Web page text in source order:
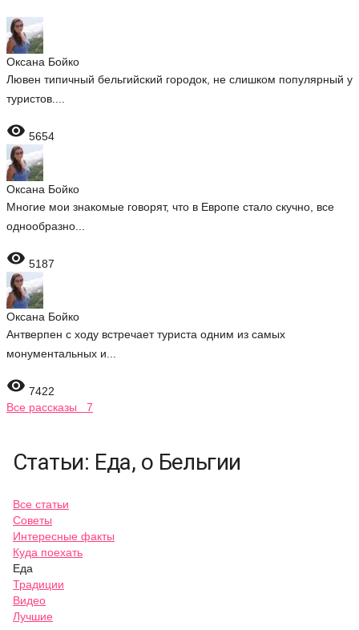
Оксана Бойко
Лювен типичный бельгийский городок, не слишком популярный у
туристов....
 5654
Оксана Бойко
Многие мои знакомые говорят, что в Европе стало скучно, все
однообразно...
 5187
Оксана Бойко
Антверпен с ходу встречает туриста одним из самых
монументальных и...
 7422
Все рассказы 7
Статьи: Еда, о Бельгии
Все статьи
Советы
Интересные факты
Куда поехать
Еда
Традиции
Видео
Лучшие